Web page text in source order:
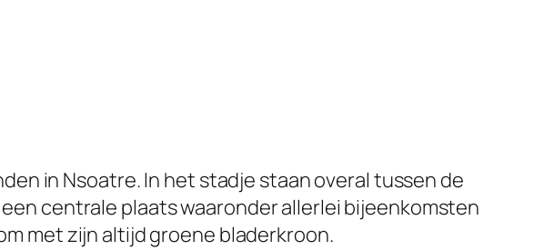
in Nsoatre. In het stadje staan overal tussen de
centrale plaats waaronder allerlei bijeenkomsten
met zijn altijd groene bladerkroon.